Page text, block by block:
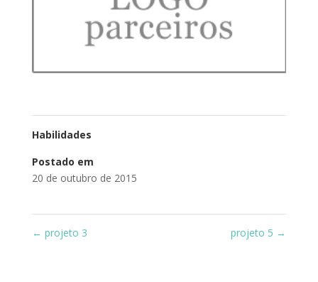
Habilidades
Postado em
20 de outubro de 2015
← projeto 3 projeto 5 →